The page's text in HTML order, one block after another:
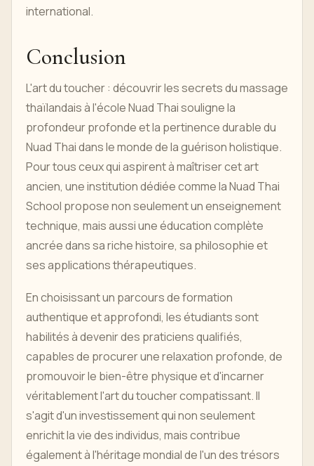
international.
Conclusion
L'art du toucher : découvrir les secrets du massage
thaïlandais à l'école Nuad Thai souligne la
profondeur profonde et la pertinence durable du
Nuad Thai dans le monde de la guérison holistique.
Pour tous ceux qui aspirent à maîtriser cet art
ancien, une institution dédiée comme la Nuad Thai
School propose non seulement un enseignement
technique, mais aussi une éducation complète
ancrée dans sa riche histoire, sa philosophie et
ses applications thérapeutiques.
En choisissant un parcours de formation
authentique et approfondi, les étudiants sont
habilités à devenir des praticiens qualifiés,
capables de procurer une relaxation profonde, de
promouvoir le bien-être physique et d'incarner
véritablement l'art du toucher compatissant. Il
s'agit d'un investissement qui non seulement
enrichit la vie des individus, mais contribue
également à l'héritage mondial de l'un des trésors